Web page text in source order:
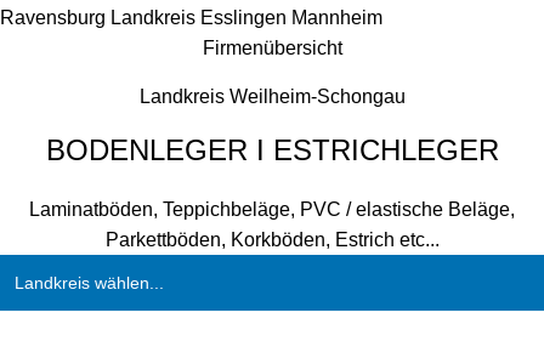
Ravensburg Landkreis Esslingen Mannheim
Firmenübersicht
Landkreis Weilheim-Schongau
BODENLEGER I ESTRICHLEGER
Laminatböden, Teppichbeläge, PVC / elastische Beläge,
Parkettböden, Korkböden, Estrich etc...
Landkreis wählen...